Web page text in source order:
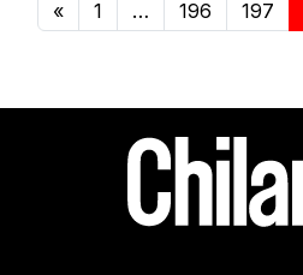
« 1 … 196 197